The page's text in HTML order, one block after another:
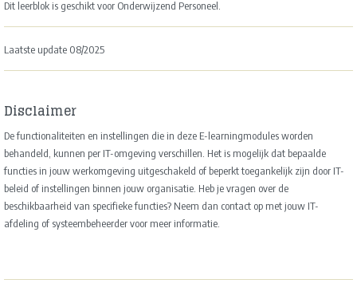
Dit leerblok is geschikt voor Onderwijzend Personeel.
Laatste update 08/2025
Disclaimer
De functionaliteiten en instellingen die in deze E-learningmodules worden
behandeld, kunnen per IT-omgeving verschillen. Het is mogelijk dat bepaalde
functies in jouw werkomgeving uitgeschakeld of beperkt toegankelijk zijn door IT-
beleid of instellingen binnen jouw organisatie. Heb je vragen over de
beschikbaarheid van specifieke functies? Neem dan contact op met jouw IT-
afdeling of systeembeheerder voor meer informatie.